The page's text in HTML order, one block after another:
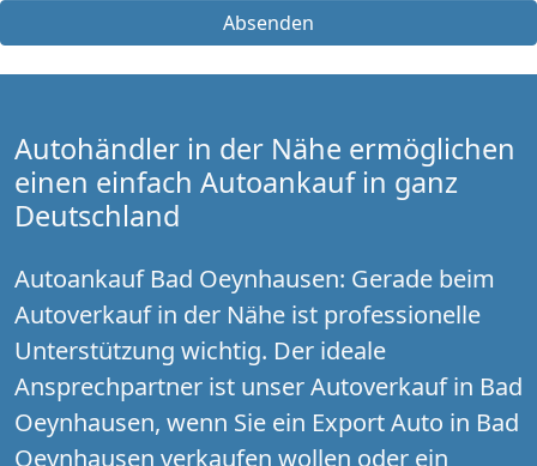
Absenden
Autohändler in der Nähe ermöglichen
einen einfach Autoankauf in ganz
Deutschland
Autoankauf Bad Oeynhausen: Gerade beim
Autoverkauf in der Nähe ist professionelle
Unterstützung wichtig. Der ideale
Ansprechpartner ist unser Autoverkauf in Bad
Oeynhausen, wenn Sie ein Export Auto in Bad
Oeynhausen verkaufen wollen oder ein